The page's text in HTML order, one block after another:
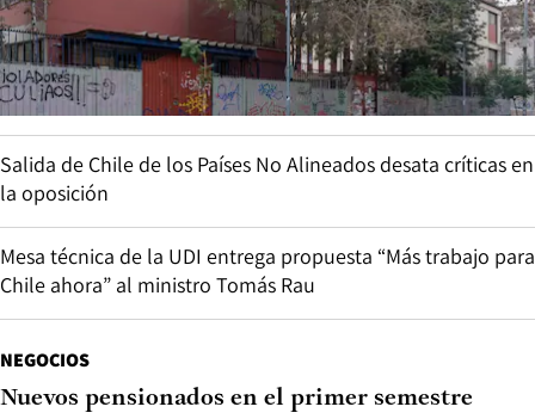
Salida de Chile de los Países No Alineados desata críticas en
la oposición
Mesa técnica de la UDI entrega propuesta “Más trabajo para
Chile ahora” al ministro Tomás Rau
NEGOCIOS
Nuevos pensionados en el primer semestre